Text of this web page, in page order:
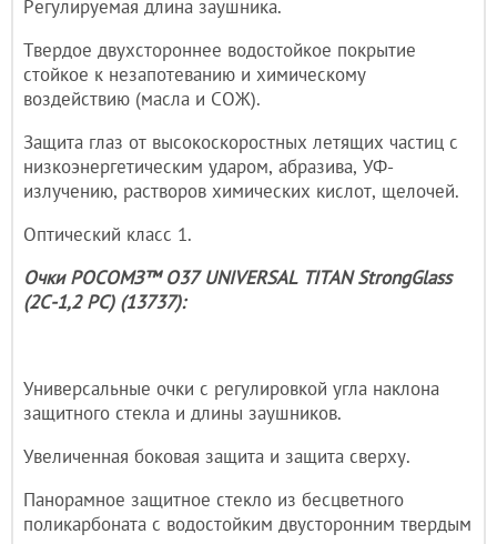
Регулируемая длина заушника.
Твердое двухстороннее водостойкое покрытие
стойкое к незапотеванию и химическому
воздействию (масла и СОЖ).
Защита глаз от высокоскоростных летящих частиц с
низкоэнергетическим ударом, абразива, УФ-
излучению, растворов химических кислот, щелочей.
Оптический класс 1.
Очки РОСОМЗ™ О37 UNIVERSAL TITAN StrongGlass
(2С-1,2 PC) (13737):
Универсальные очки с регулировкой угла наклона
защитного стекла и длины заушников.
Увеличенная боковая защита и защита сверху.
Панорамное защитное стекло из бесцветного
поликарбоната с водостойким двусторонним твердым